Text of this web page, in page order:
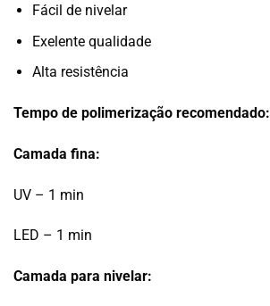
Fácil de nivelar
Exelente qualidade
Alta resistência
Tempo de polimerização recomendado:
Camada fina:
UV – 1 min
LED – 1 min
Camada para nivelar: